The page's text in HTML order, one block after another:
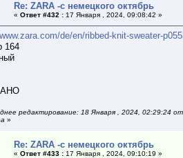
Re: ZARA -с немецкого октябрь
« Ответ #432 :17 Января , 2024, 09:08:42 »
de/en/ribbed-knit-sweater-
164
редактирование: 18 Января , 2024, 02:29:24 от
»
Re: ZARA -с немецкого октябрь
« Ответ #433 :17 Января , 2024, 09:10:19 »